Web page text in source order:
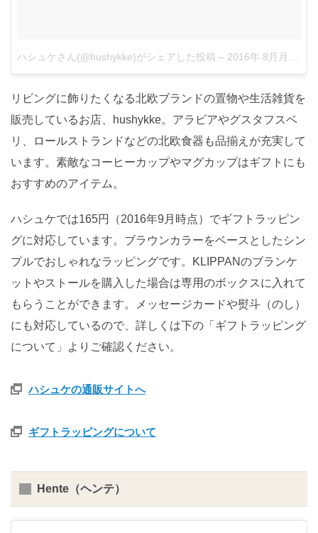
ハシュケさん(@hushykke)がシェアした投稿 – 2016年 8月月25日午後9時48分PDT
リビングに飾りたくなる北欧ブランドの置物や生活雑貨を
販売しているお店、hushykke。アラビアやグスタフスベ
リ、ロールストランドなどの北欧食器も品揃えが充実して
います。素敵なコーヒーカップやマグカップはギフトにも
おすすめのアイテム。
ハシュケでは165円（2016年9月時点）でギフトラッピン
グに対応しています。ブラウンカラーをベースとしたシン
プルでおしゃれなラッピングです。KLIPPANのブランケ
ットやストールを購入した場合は専用のボックスに入れて
もらうことができます。メッセージカードや熨斗（のし）
にも対応しているので、詳しくは下の「ギフトラッピング
について」よりご確認ください。
ハシュケの通販サイトへ
ギフトラッピングについて
Hente（ヘンテ）